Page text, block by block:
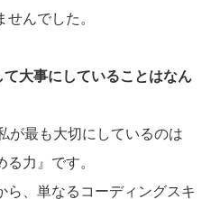
んでした。
大事にしていることはなん
が最も大切にしているのは
力』です。
、単なるコーディングスキ